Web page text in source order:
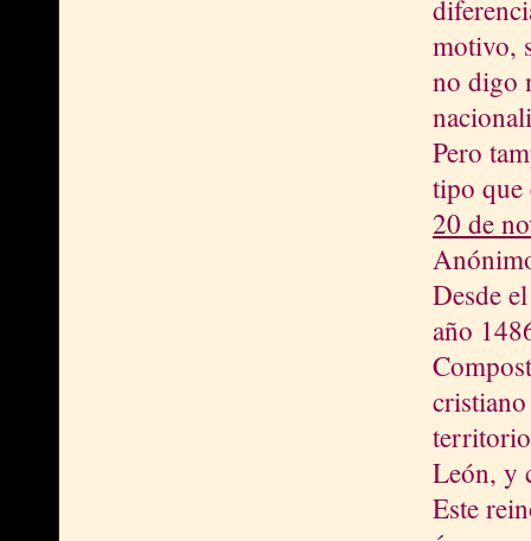
motivo,
no digo
Pero
tipo que
20 de
Desde
año
León, y
Este